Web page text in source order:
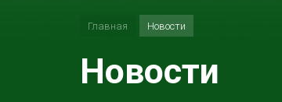
Главная Новости
Новости